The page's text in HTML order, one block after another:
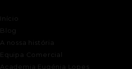
Início
Blog
A nossa história
Equipa Comercial
Academia Eugénia Lopes